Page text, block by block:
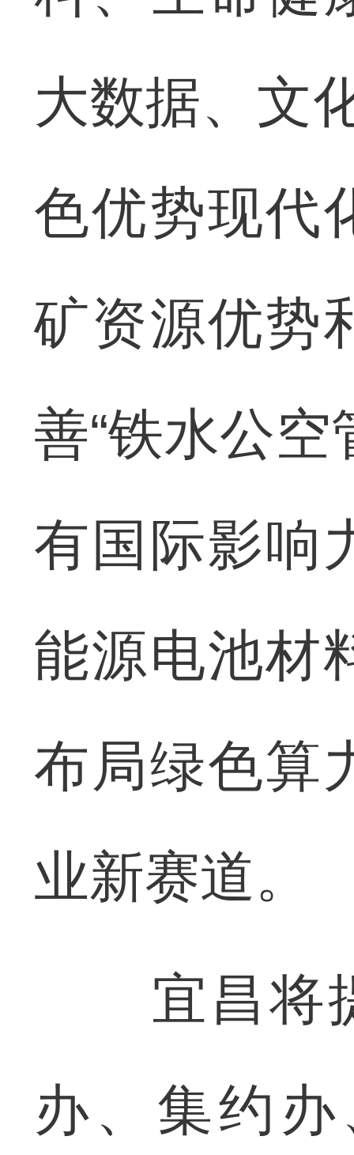
大数据、文
色优势现代
矿资源优势
善“铁水公
有国际影响
能源电池材
布局绿色算
业新赛道。
宜昌将提
办、集约